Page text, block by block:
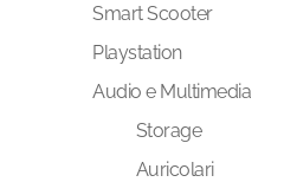
Smart Scooter
Playstation
Audio e Multimedia
Storage
Auricolari